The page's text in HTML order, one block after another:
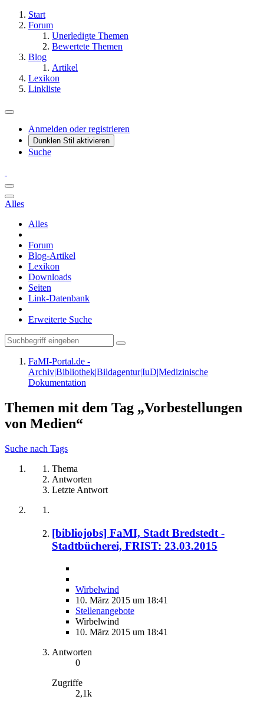
Start
Forum
Unerledigte Themen
Bewertete Themen
Blog
Artikel
Lexikon
Linkliste
Anmelden oder registrieren
Dunklen Stil aktivieren
Suche
Alles
Alles
Forum
Blog-Artikel
Lexikon
Downloads
Seiten
Link-Datenbank
Erweiterte Suche
FaMI-Portal.de -
Archiv|Bibliothek|Bildagentur|IuD|Medizinische
Dokumentation
Themen mit dem Tag „Vorbestellungen
von Medien“
Suche nach Tags
Thema
Antworten
Letzte Antwort
[bibliojobs] FaMI, Stadt Bredstedt -
Stadtbücherei, FRIST: 23.03.2015
Wirbelwind
10. März 2015 um 18:41
Stellenangebote
Wirbelwind
10. März 2015 um 18:41
Antworten
0
Zugriffe
2,1k